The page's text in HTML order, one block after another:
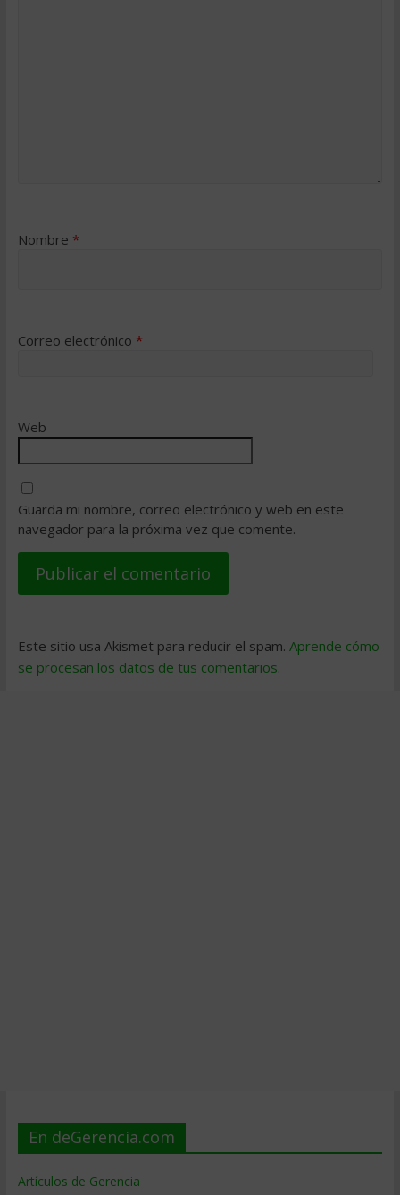
Nombre *
Correo electrónico *
Web
Guarda mi nombre, correo electrónico y web en este
navegador para la próxima vez que comente.
Este sitio usa Akismet para reducir el spam. Aprende cómo
se procesan los datos de tus comentarios.
En deGerencia.com
Artículos de Gerencia